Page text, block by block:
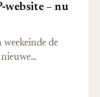
website – nu
de